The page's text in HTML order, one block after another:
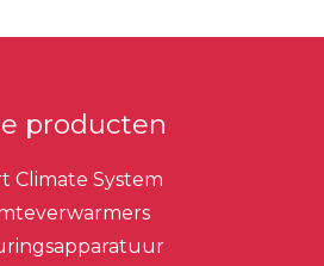
producten
Climate System